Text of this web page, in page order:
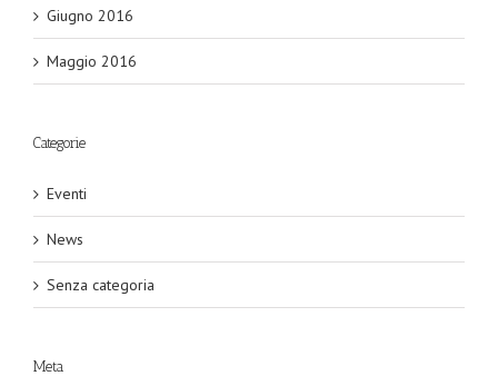
Giugno 2016
Maggio 2016
Categorie
Eventi
News
Senza categoria
Meta